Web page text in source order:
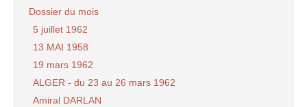
Dossier du mois
5 juillet 1962
13 MAI 1958
19 mars 1962
ALGER - du 23 au 26 mars 1962
Amiral DARLAN